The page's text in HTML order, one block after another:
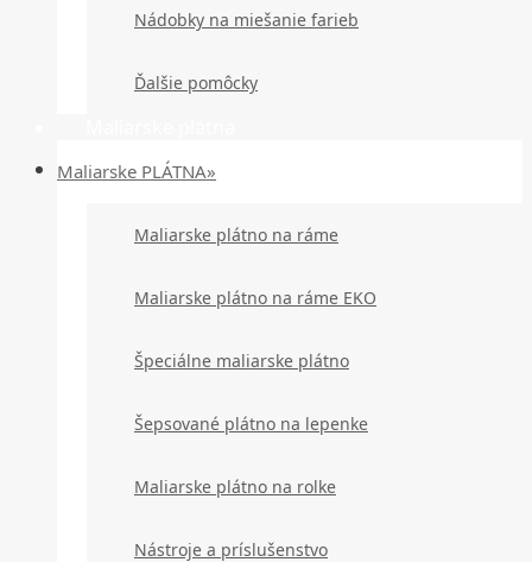
Nádobky na miešanie farieb
Ďalšie pomôcky
Maliarske PLÁTNA»
Maliarske plátno na ráme
Maliarske plátno na ráme EKO
Špeciálne maliarske plátno
Šepsované plátno na lepenke
Maliarske plátno na rolke
Nástroje a príslušenstvo